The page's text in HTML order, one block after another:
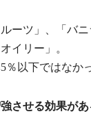
ーツ」、「バニ
イリー」。
以下ではなか
させる効果があ